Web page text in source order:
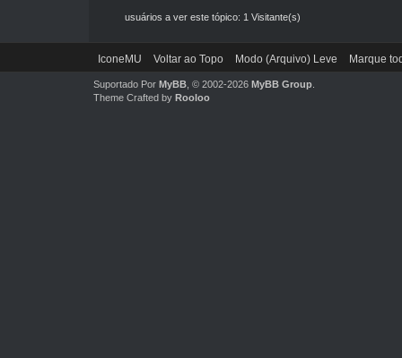
usuários a ver este tópico: 1 Visitante(s)
IconeMU Voltar ao Topo Modo (Arquivo) Leve Marque
Suportado Por MyBB, © 2002-2026 MyBB Group.
Theme Crafted by Rooloo